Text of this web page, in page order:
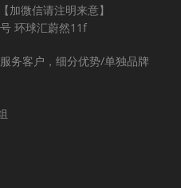
加微信请注明来意】
环球汇蔚然11f
务客户，细分优势/单独品牌